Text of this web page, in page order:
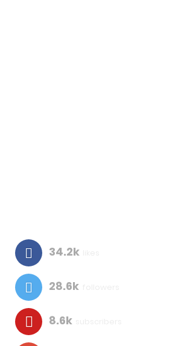
34.2k
28.6k
8.6k